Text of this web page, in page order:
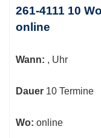
Tabellenüberschriften
sortiert
261-4111 10
online
Wann: , Uhr
Dauer 10 Termine
Wo: online